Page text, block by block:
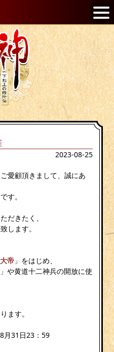
2023-08-25
愛顧頂きまして、誠にあ
す。
だきたく、
します。
帝 」をはじめ、
」や黄道十二神兵の開放に使
ます。
月31日23：59